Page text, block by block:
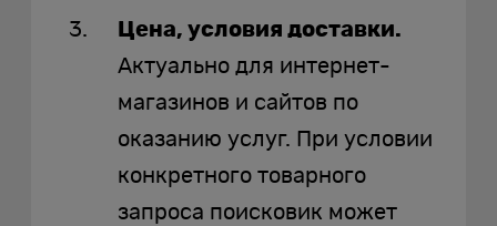
Цена, условия доставки.
Актуально для интернет-
магазинов и сайтов по
оказанию услуг. При условии
конкретного товарного
запроса поисковик может